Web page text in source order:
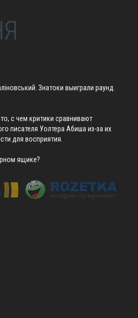
Знатоки выиграли раунд.
с чем критики сравнивают
писателя Уолтера Абиша из-за их
для восприятия.
ящике?